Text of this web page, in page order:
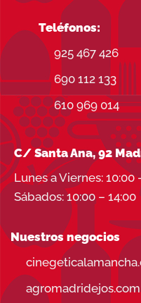
Teléfonos:
925 467 426
690 112 133
610 969 014
C/ Santa Ana, 92
Lunes a Viernes: 10:00
Sábados: 10:00 – 14:00
Nuestros negocios
agromadridejos.com